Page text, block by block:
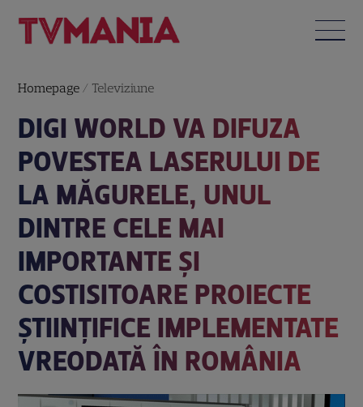
Homepage / Televiziune
DIGI WORLD VA DIFUZA
POVESTEA LASERULUI DE
LA MĂGURELE, UNUL
DINTRE CELE MAI
IMPORTANTE ȘI
COSTISITOARE PROIECTE
ȘTIINȚIFICE IMPLEMENTATE
VREODATĂ ÎN ROMÂNIA